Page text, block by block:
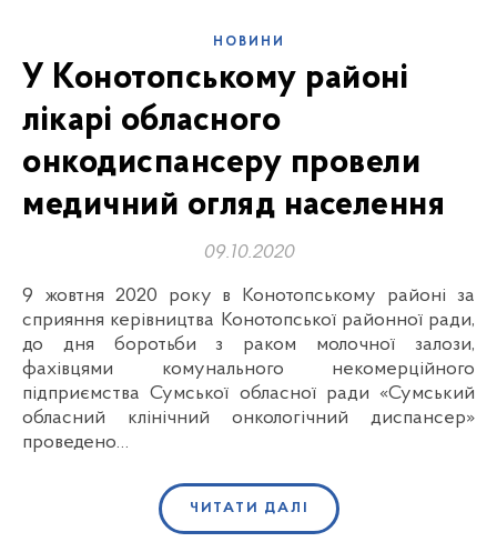
НОВИНИ
У Конотопському районі
лікарі обласного
онкодиспансеру провели
медичний огляд населення
09.10.2020
9 жовтня 2020 року в Конотопському районі за
сприяння керівництва Конотопської районної ради,
до дня боротьби з раком молочної залози,
фахівцями комунального некомерційного
підприємства Сумської обласної ради «Сумський
обласний клінічний онкологічний диспансер»
проведено…
ЧИТАТИ ДАЛІ